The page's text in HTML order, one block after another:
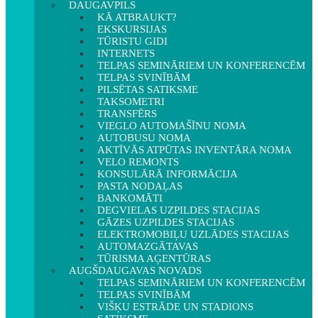
DAUGAVPILS
KĀ ATBRAUKT?
EKSKURSIJAS
TŪRISTU GIDI
INTERNETS
TELPAS SEMINĀRIEM UN KONFERENCĒM
TELPAS SVINĪBĀM
PILSĒTAS SATIKSME
TAKSOMETRI
TRANSFĒRS
VIEGLO AUTOMAŠĪNU NOMA
AUTOBUSU NOMA
AKTĪVĀS ATPŪTAS INVENTĀRA NOMA
VELO REMONTS
KONSULĀRĀ INFORMĀCIJA
PASTA NODAĻAS
BANKOMĀTI
DEGVIELAS UZPILDES STACIJAS
GĀZES UZPILDES STACIJAS
ELEKTROMOBIĻU UZLĀDES STACIJAS
AUTOMAZGĀTAVAS
TŪRISMA AĢENTŪRAS
AUGŠDAUGAVAS NOVADS
TELPAS SEMINĀRIEM UN KONFERENCĒM
TELPAS SVINĪBĀM
VIŠĶU ESTRĀDE UN STADIONS